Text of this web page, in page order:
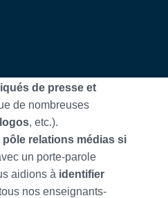
de presse et
de nombreuses
, etc.).
relations médias si
un porte-parole
aidions à identifier
nos enseignants-